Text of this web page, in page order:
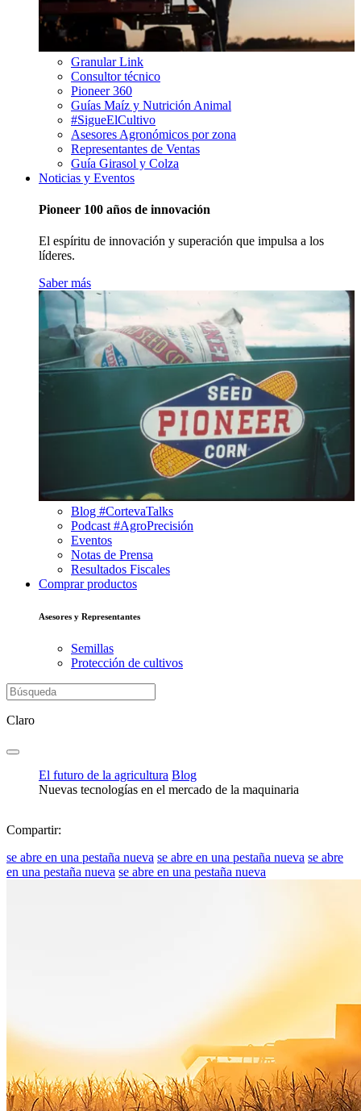
Granular Link
Consultor técnico
Pioneer 360
Guías Maíz y Nutrición Animal
#SigueElCultivo
Asesores Agronómicos por zona
Representantes de Ventas
Guía Girasol y Colza
Noticias y Eventos
Pioneer 100 años de innovación
El espíritu de innovación y superación que impulsa a los
líderes.
Saber más
Blog #CortevaTalks
Podcast #AgroPrecisión
Eventos
Notas de Prensa
Resultados Fiscales
Comprar productos
Asesores y Representantes
Semillas
Protección de cultivos
Claro
El futuro de la agricultura Blog
Nuevas tecnologías en el mercado de la maquinaria
Compartir:
se abre en una pestaña nueva se abre en una pestaña nueva se abre
en una pestaña nueva se abre en una pestaña nueva